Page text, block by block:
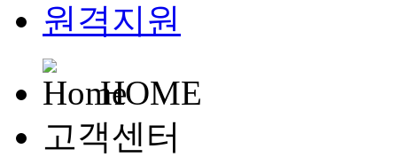
원격지원
HOME
고객센터